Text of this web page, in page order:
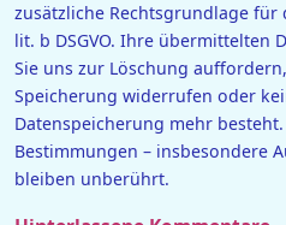
zusätzliche Rechtsgrundlage für
lit. b DSGVO. Ihre übermittelten
Sie uns zur Löschung
Speicherung widerrufen oder
Datenspeicherung mehr
Bestimmungen – insbesondere
bleiben unberührt.